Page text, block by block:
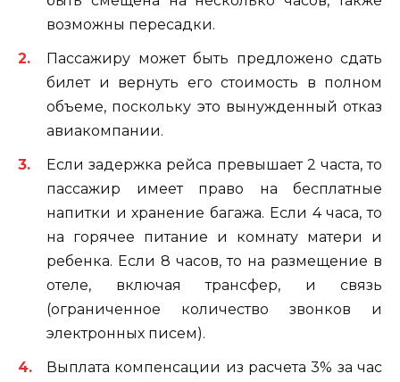
возможны пересадки.
Пассажиру может быть предложено сдать
билет и вернуть его стоимость в полном
объеме, поскольку это вынужденный отказ
авиакомпании.
Если задержка рейса превышает 2 часта, то
пассажир имеет право на бесплатные
напитки и хранение багажа. Если 4 часа, то
на горячее питание и комнату матери и
ребенка. Если 8 часов, то на размещение в
отеле, включая трансфер, и связь
(ограниченное количество звонков и
электронных писем).
Выплата компенсации из расчета 3% за час